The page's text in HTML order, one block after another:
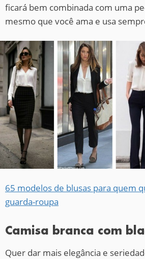
ficará bem combinada com uma
mesmo que você ama e usa
65 modelos de blusas para quem
guarda-roupa
Camisa branca com
Quer dar mais elegância e